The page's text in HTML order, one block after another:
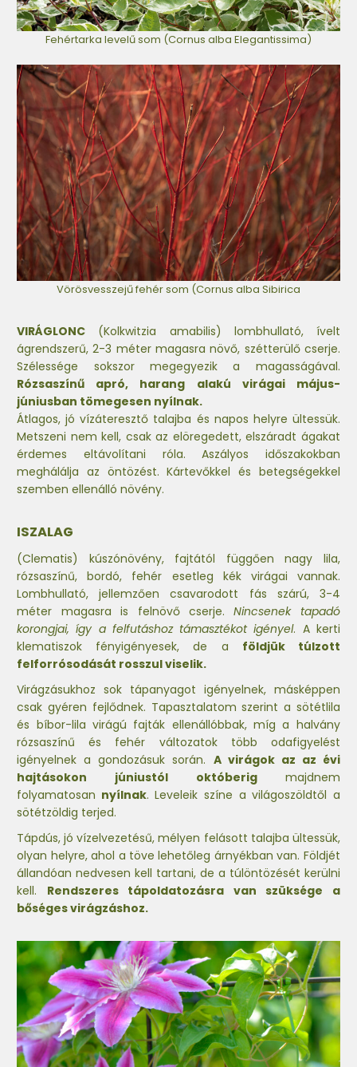
Fehértarka levelű som (Cornus alba Elegantissima)
Vörösvesszejű fehér som (Cornus alba Sibirica
VIRÁGLONC (Kolkwitzia amabilis) lombhullató, ívelt
ágrendszerű, 2-3 méter magasra növő, szétterülő cserje.
Szélessége sokszor megegyezik a magasságával.
Rózsaszínű apró, harang alakú virágai május-
júniusban tömegesen nyílnak.
Átlagos, jó vízáteresztő talajba és napos helyre ültessük.
Metszeni nem kell, csak az elöregedett, elszáradt ágakat
érdemes eltávolítani róla. Aszályos időszakokban
meghálálja az öntözést. Kártevőkkel és betegségekkel
szemben ellenálló növény.
ISZALAG
(Clematis) kúszónövény, fajtától függően nagy lila,
rózsaszínű, bordó, fehér esetleg kék virágai vannak.
Lombhullató, jellemzően csavarodott fás szárú, 3-4
méter magasra is felnövő cserje.Nincsenek tapadó
korongjai, így a felfutáshoz támasztékot igényel. A kerti
klematiszok fényigényesek, de a földjük túlzott
felforrósodását rosszul viselik.
Virágzásukhoz sok tápanyagot igényelnek, másképpen
csak gyéren fejlődnek. Tapasztalatom szerint a sötétlila
és bíbor-lila virágú fajták ellenállóbbak, míg a halvány
rózsaszínű és fehér változatok több odafigyelést
igényelnek a gondozásuk során. A virágok az az évi
hajtásokon júniustól októberig majdnem
folyamatosan nyílnak. Leveleik színe a világoszöldtől a
sötétzöldig terjed.
Tápdús, jó vízelvezetésű, mélyen felásott talajba ültessük,
olyan helyre, ahol a töve lehetőleg árnyékban van. Földjét
állandóan nedvesen kell tartani, de a túlöntözését kerülni
kell. Rendszeres tápoldatozásra van szüksége a
bőséges virágzáshoz.